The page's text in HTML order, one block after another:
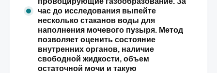
час до исследования выпейте
несколько стаканов воды для
наполнения мочевого пузыря. Метод
позволяет оценить состояние
внутренних органов, наличие
свободной жидкости, объем
остаточной мочи и такую